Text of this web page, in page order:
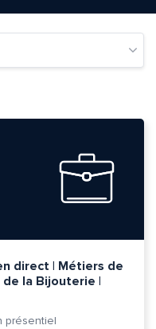
direct | Métiers de
la Bijouterie |
présentiel